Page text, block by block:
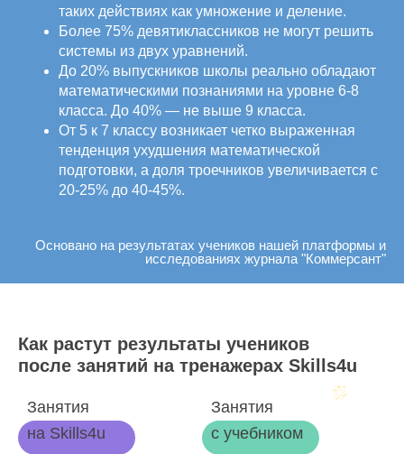
таких действиях как умножение и деление.
Более 75% девятиклассников не могут решить
системы из двух уравнений.
До 20% выпускников школы реально обладают
математическими познаниями на уровне 6-8
класса. До 40% — не выше 9 класса.
От 5 к 7 классу возникает четко выраженная
тенденция ухудшения математической
подготовки, а доля троечников увеличивается с
20-25% до 40-45%.
Основано на результатах учеников нашей платформы и
исследованиях журнала "Коммерсант"
Как растут результаты учеников
после занятий на тренажерах Skills4u
Занятия
на Skills4u
Занятия
с учебником